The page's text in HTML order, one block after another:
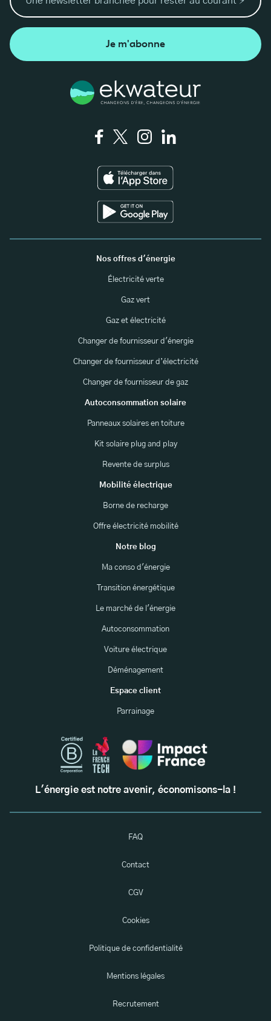
Je m'abonne
Nos offres d'énergie
Électricité verte
Gaz vert
Gaz et électricité
Changer de fournisseur d'énergie
Changer de fournisseur d’électricité
Changer de fournisseur de gaz
Autoconsommation solaire
Panneaux solaires en toiture
Kit solaire plug and play
Revente de surplus
Mobilité électrique
Borne de recharge
Offre électricité mobilité
Notre blog
Ma conso d'énergie
Transition énergétique
Le marché de l'énergie
Autoconsommation
Voiture électrique
Déménagement
Espace client
Parrainage
L'énergie est notre avenir, économisons-la !
FAQ
Contact
CGV
Cookies
Politique de confidentialité
Mentions légales
Recrutement